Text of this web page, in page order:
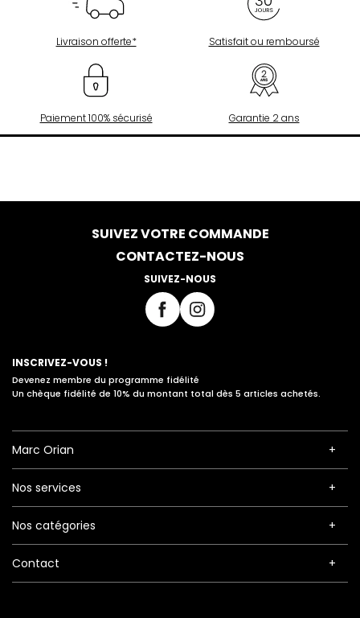
Livraison offerte* Satisfait ou remboursé
Paiement 100% sécurisé Garantie 2 ans
SUIVEZ VOTRE COMMANDE
CONTACTEZ-NOUS
SUIVEZ-NOUS
INSCRIVEZ-VOUS !
Devenez membre du programme fidélité
Un chèque fidélité de 10% du montant total dès 5 articles achetés.
Marc Orian
Nos services
Nos catégories
Contact